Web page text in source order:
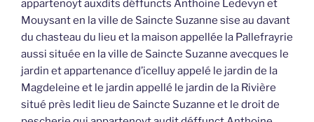
appartenoyt auxdits déffuncts Anthoine Ledevyn et
Mouysant en la ville de Saincte Suzanne sise au davant
du chasteau du lieu et la maison appellée la Pallefrayrie
aussi située en la ville de Saincte Suzanne avecques le
jardin et appartenance d’icelluy appelé le jardin de la
Magdeleine et le jardin appellé le jardin de la Rivière
situé près ledit lieu de Saincte Suzanne et le droit de